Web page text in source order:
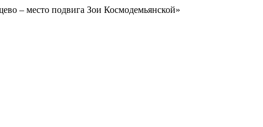
– место подвига Зои Космодемьянской»